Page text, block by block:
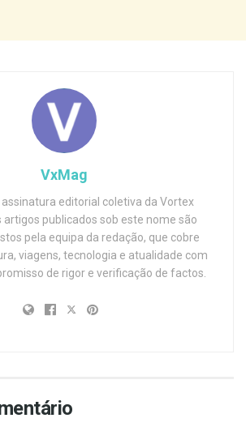
VxMag
assinatura editorial coletiva da Vortex
artigos publicados sob este nome são
pela equipa da redação, que cobre
viagens, tecnologia e atualidade com
de rigor e verificação de factos.